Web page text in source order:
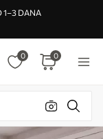
1–3 DANA
0 0